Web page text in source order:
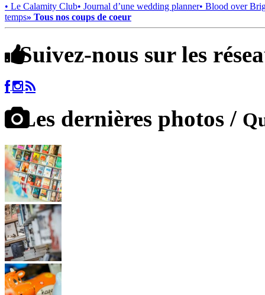
• Le Calamity Club• Journal d’une wedding planner• Blood over
temps» Tous nos coups de coeur
Suivez-nous sur les
Les dernières photos /